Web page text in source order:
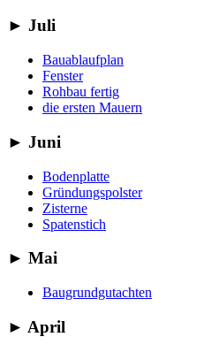
► Juli
Bauablaufplan
Fenster
Rohbau fertig
die ersten Mauern
► Juni
Bodenplatte
Gründungspolster
Zisterne
Spatenstich
► Mai
Baugrundgutachten
► April